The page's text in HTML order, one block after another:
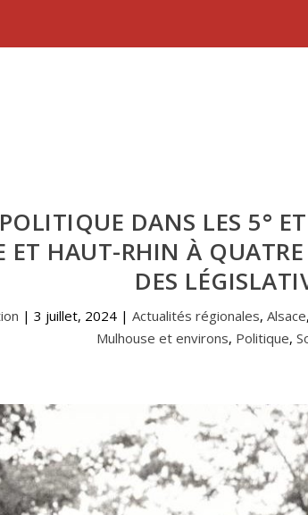
DANS LES 5°
ET HAUT-RHIN À
DES
| 3 juillet, 2024| Actualités régionales, Alsace,
Mulhouse et environs, Politique,